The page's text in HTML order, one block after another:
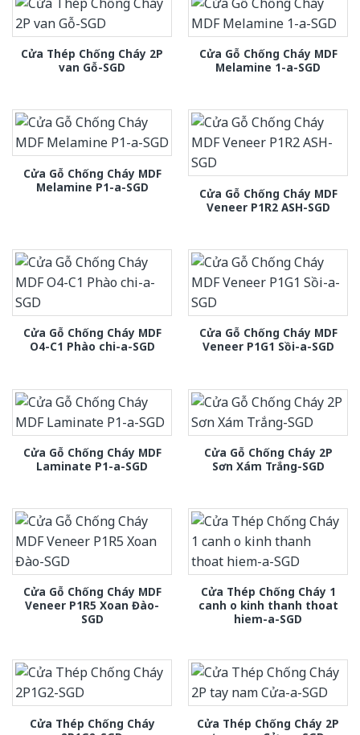
Cửa Thép Chống Cháy 2P
van Gỗ-SGD
Cửa Gỗ Chống Cháy MDF
Melamine 1-a-SGD
Cửa Gỗ Chống Cháy MDF
Melamine P1-a-SGD
Cửa Gỗ Chống Cháy MDF
Veneer P1R2 ASH-SGD
Cửa Gỗ Chống Cháy MDF
O4-C1 Phào chi-a-SGD
Cửa Gỗ Chống Cháy MDF
Veneer P1G1 Sồi-a-SGD
Cửa Gỗ Chống Cháy MDF
Laminate P1-a-SGD
Cửa Gỗ Chống Cháy 2P
Sơn Xám Trắng-SGD
Cửa Gỗ Chống Cháy MDF
Veneer P1R5 Xoan Đào-
SGD
Cửa Thép Chống Cháy 1
canh o kinh thanh thoat
hiem-a-SGD
Cửa Thép Chống Cháy
Cửa Thép Chống Cháy 2P